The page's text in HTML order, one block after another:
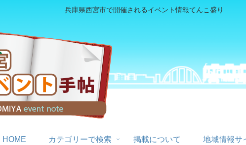
兵庫県西宮市で開催されるイベント情報てんこ盛り
HOME カテゴリーで検索 掲載について 地域情報サ